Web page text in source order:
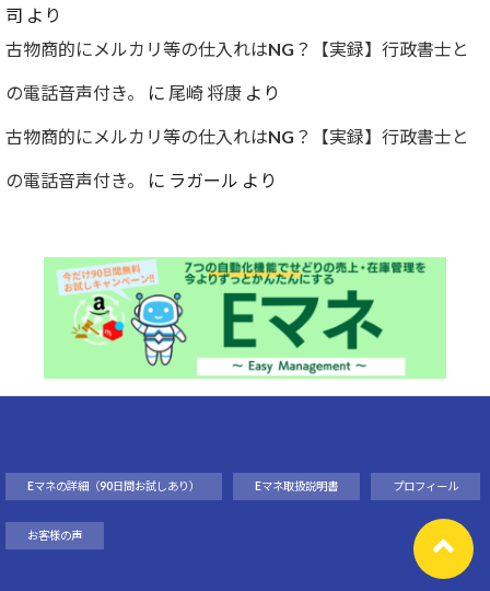
司 より
古物商的にメルカリ等の仕入れはNG？【実録】行政書士と
の電話音声付き。 に 尾崎 将康 より
古物商的にメルカリ等の仕入れはNG？【実録】行政書士と
の電話音声付き。 に ラガール より
Eマネの詳細（90日間お試しあり） Eマネ取扱説明書 プロフィール
お客様の声